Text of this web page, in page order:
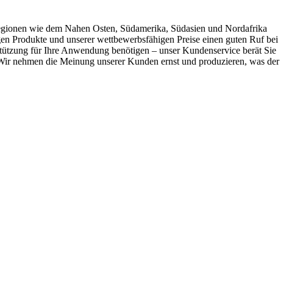
wie dem Nahen Osten, Südamerika, Südasien und Nordafrika
Produkte und unserer wettbewerbsfähigen Preise einen guten Ruf bei
für Ihre Anwendung benötigen – unser Kundenservice berät Sie
nehmen die Meinung unserer Kunden ernst und produzieren, was der